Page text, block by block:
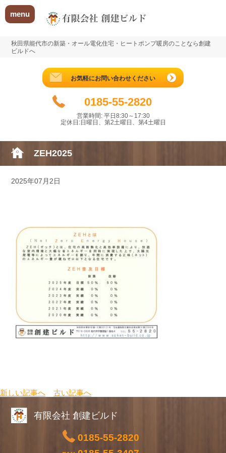
秋田県能代市の新築・オール電化住宅・ヒートポンプ暖房のことなら創建
ビルドへ
お気軽にお問い合わせください
0185-55-2820
営業時間: 平日8:30～17:30
定休日:日曜日、第2土曜日、第4土曜日
menu
ZEH2025
2025年07月2日
新しい記事へ 古い記事へ
有限会社 創建ビルド
0185-55-2820